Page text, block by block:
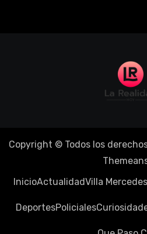
Copyright © Todos los
InicioActualidadVilla Mercedes
DeportesPoliciales